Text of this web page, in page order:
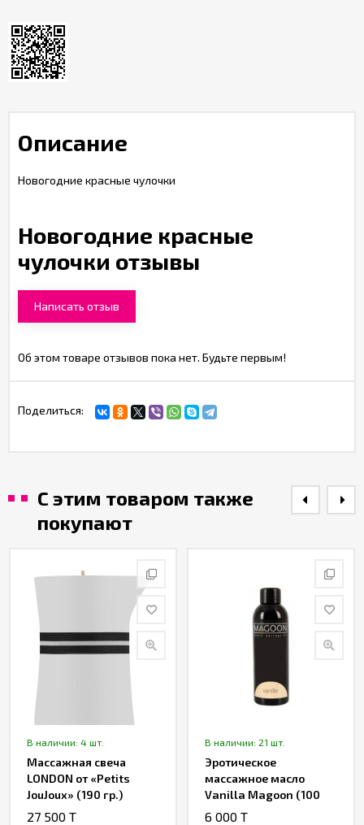
Описание
Новогодние красные чулочки
Новогодние красные
чулочки отзывы
Написать отзыв
Об этом товаре отзывов пока нет. Будьте первым!
Поделиться:
С этим товаром также
покупают
В наличии: 4 шт.
Массажная свеча
LONDON от «Petits
JouJoux» (190 гр.)
27 500 T
В наличии: 21 шт.
Эротическое
массажное масло
Vanilla Magoon (100
ML)
6 000 T